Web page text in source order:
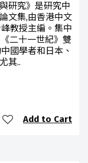
研究》是研究中
文集,由香港中文
教授主編。集中
二十一世紀》雙
國學者和日本、
其..
Add to Cart